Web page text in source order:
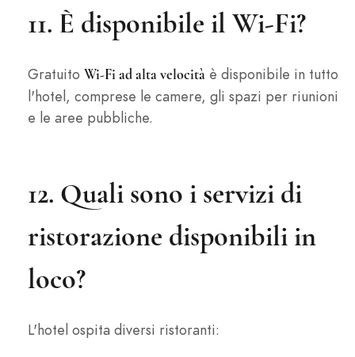
11. È disponibile il Wi-Fi?
Gratuito Wi-Fi ad alta velocitàè disponibile in tutto
l'hotel, comprese le camere, gli spazi per riunioni
e le aree pubbliche.
12. Quali sono i servizi di
ristorazione disponibili in
loco?
L'hotel ospita diversi ristoranti: